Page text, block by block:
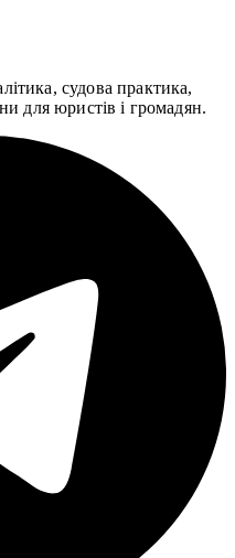
судова практика,
для юристів і громадян.